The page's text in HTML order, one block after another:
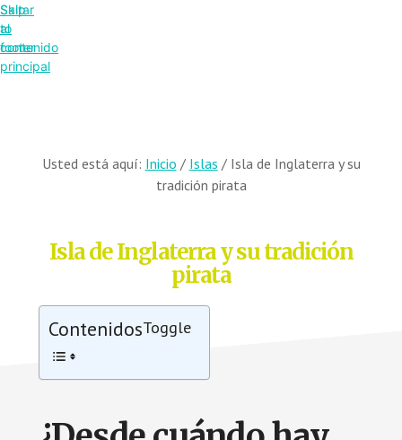
Saltar
al
contenido
principal
Skip
to
footer
Usted está aquí: Inicio / Islas /Isla de Inglaterra y su
tradición pirata
Isla de Inglaterra y su tradición
pirata
ContenidosToggle